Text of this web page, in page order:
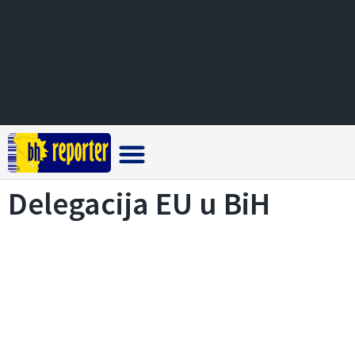
Delegacija EU u BiH